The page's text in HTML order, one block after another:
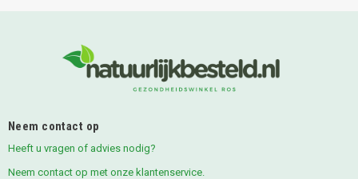
Neem contact op
Heeft u vragen of advies nodig?
Neem contact op met onze klantenservice.